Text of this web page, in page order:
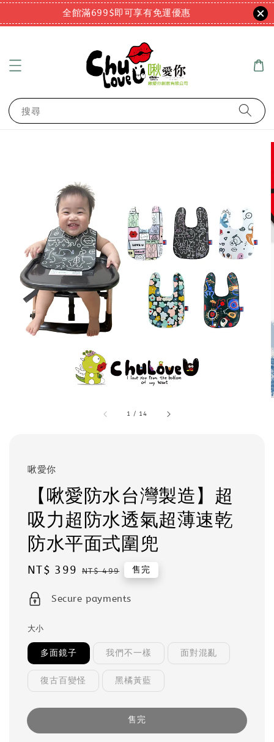
全館滿699$即可享有免運優惠
搜尋
1 / 14
啾愛你
【啾愛防水台灣製造】超
吸力超防水透氣超薄速乾
防水平面式圍兜
Sale
NT$ 399 Regular
NT$ 499 售完
Secure payments
大小
多面鏡子 我們不一樣 面對混亂
復古百變怪 黑橘黃藍
售完